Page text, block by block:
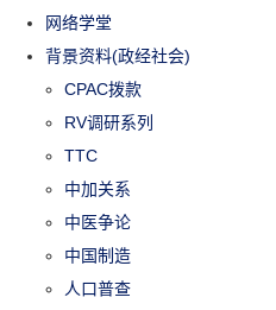
网络学堂
背景资料(政经社会)
CPAC拨款
RV调研系列
TTC
中加关系
中医争论
中国制造
人口普查